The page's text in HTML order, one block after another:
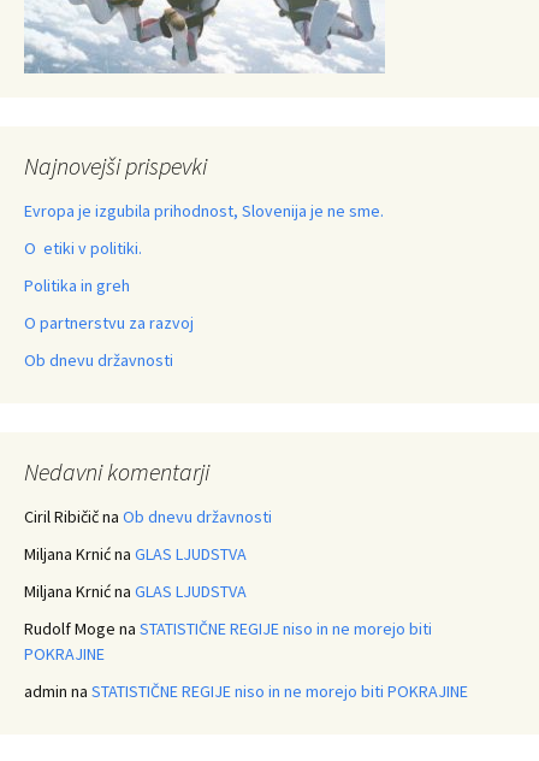
Najnovejši prispevki
Evropa je izgubila prihodnost, Slovenija je ne sme.
O etiki v politiki.
Politika in greh
O partnerstvu za razvoj
Ob dnevu državnosti
Nedavni komentarji
Ciril Ribičična Ob dnevu državnosti
Miljana Krnićna GLAS LJUDSTVA
Miljana Krnićna GLAS LJUDSTVA
Rudolf Moge na STATISTIČNE REGIJE niso in ne morejo biti
POKRAJINE
admin na STATISTIČNE REGIJE niso in ne morejo biti POKRAJINE